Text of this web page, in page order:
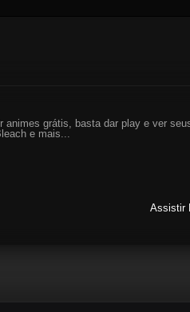
grátis, basta dar play e ver
e mais...
Assistir